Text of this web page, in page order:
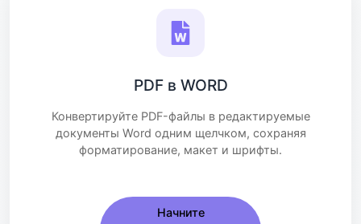
PDF в WORD
Конвертируйте PDF-файлы в редактируемые
документы Word одним щелчком, сохраняя
форматирование, макет и шрифты.
Начните